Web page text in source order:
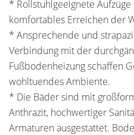
* Rollstuhlgeeignete
komfortables Erreichen der
* Ansprechende und
Verbindung mit der
Fußbodenheizung schaffen
wohltuendes Ambiente.
* Die Bäder sind mit
Anthrazit, hochwertiger
Armaturen ausgestattet.